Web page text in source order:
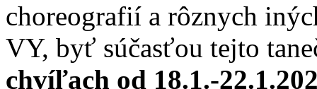
choreografií a rôznych
VY, byť súčasťou tejto
chvíľach od 18.1.-